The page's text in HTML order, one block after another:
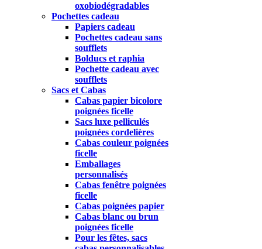
oxobiodégradables
Pochettes cadeau
Papiers cadeau
Pochettes cadeau sans
soufflets
Bolducs et raphia
Pochette cadeau avec
soufflets
Sacs et Cabas
Cabas papier bicolore
poignées ficelle
Sacs luxe pelliculés
poignées cordelières
Cabas couleur poignées
ficelle
Emballages
personnalisés
Cabas fenêtre poignées
ficelle
Cabas poignées papier
Cabas blanc ou brun
poignées ficelle
Pour les fêtes, sacs